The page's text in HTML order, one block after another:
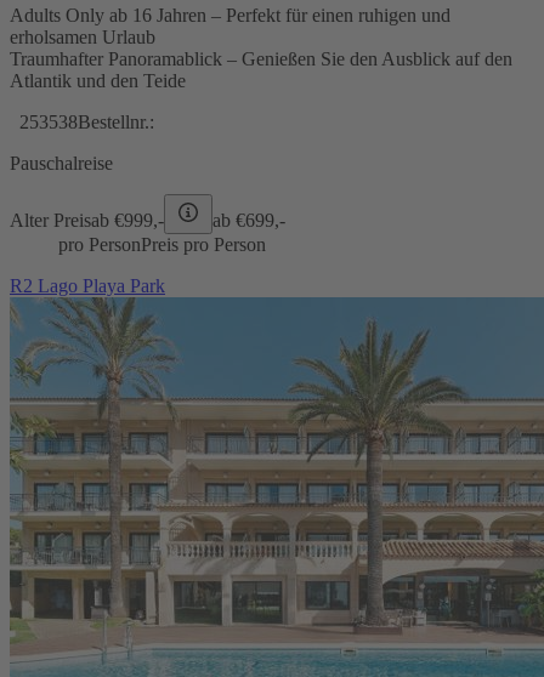
Adults Only ab 16 Jahren – Perfekt für einen ruhigen und
erholsamen Urlaub
Traumhafter Panoramablick – Genießen Sie den Ausblick auf den
Atlantik und den Teide
253538Bestellnr.:
Pauschalreise
Alter Preisab €999,- ab €699,-
pro PersonPreis pro Person
R2 Lago Playa Park